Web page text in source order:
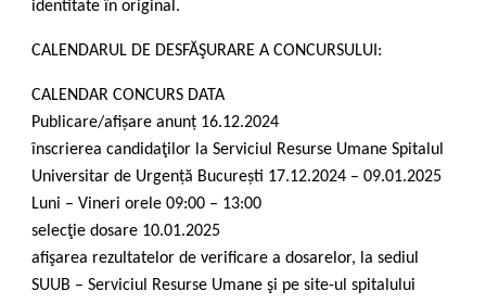
identitate în original.
CALENDARUL DE DESFĂŞURARE A CONCURSULUI:
CALENDAR CONCURS DATA
Publicare/afișare anunț 16.12.2024
înscrierea candidaţilor la Serviciul Resurse Umane Spitalul
Universitar de Urgență București 17.12.2024 – 09.01.2025
Luni – Vineri orele 09:00 – 13:00
selecţie dosare 10.01.2025
afişarea rezultatelor de verificare a dosarelor, la sediul
SUUB – Serviciul Resurse Umane şi pe site-ul spitalului